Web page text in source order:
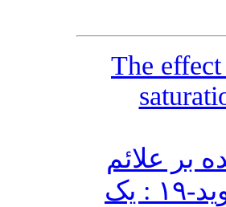
The
بر علائم
حیاتی، اشباع اکسیژن و درد در بیماران کووید-۱۹ : یک